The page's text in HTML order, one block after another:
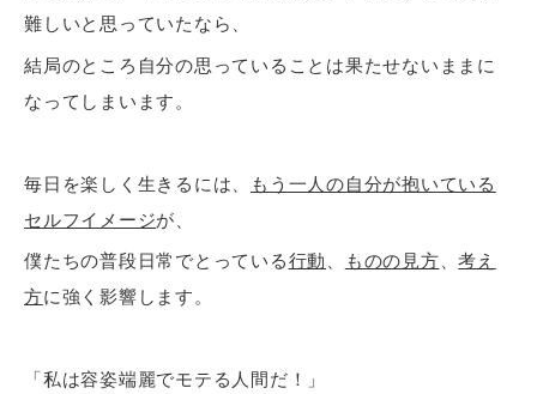
難しいと思っていたなら、
結局のところ自分の思っていることは果たせないままに
なってしまいます。
毎日を楽しく生きるには、
もう一人の自分が抱いている
セルフイメージが、
僕たちの普段日常でとっている行動 ものの見方 、考え
方に強く影響します。
「私は容姿端麗でモテる人間だ！」